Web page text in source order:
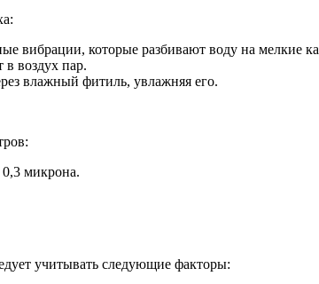
вибрации, которые разбивают воду на мелкие
воздух пар.
влажный фитиль, увлажняя его.
микрона.
учитывать следующие факторы: